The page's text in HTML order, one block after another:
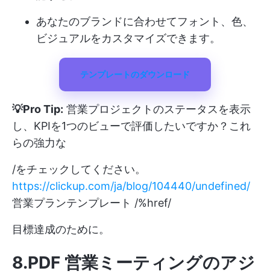
あなたのブランドに合わせてフォント、色、
ビジュアルをカスタマイズできます。
テンプレートのダウンロード
💡Pro Tip: 営業プロジェクトのステータスを表示
し、KPIを1つのビューで評価したいですか？これ
らの強力な
/をチェックしてください。
https://clickup.com/ja/blog/104440/undefined/
営業プランテンプレート /%href/
目標達成のために。
8.PDF 営業ミーティングのアジ